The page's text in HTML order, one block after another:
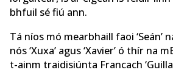
bhfuil sé fiú ann.
Tá níos mó mearbhaill faoi ‘Seán’
nós ‘Xuxa’ agus ‘Xavier’ ó thír na
t-ainm traidisiúnta Francach